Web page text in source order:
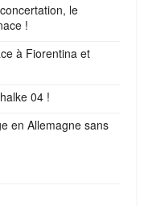
le
!
à Fiorentina et
04 !
en Allemagne sans